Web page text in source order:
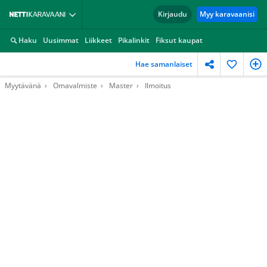
Kirjaudu Myy karavaanisi
Haku Uusimmat Liikkeet Pikalinkit Fiksut kaupat
Hae samanlaiset
Myytävänä Omavalmiste Master Ilmoitus